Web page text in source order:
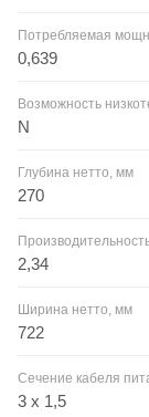
Потребляемая
0,639
Возможность
N
Глубина нетто, мм
270
2,34
Ширина нетто, мм
722
Сечение кабеля
3 х 1,5